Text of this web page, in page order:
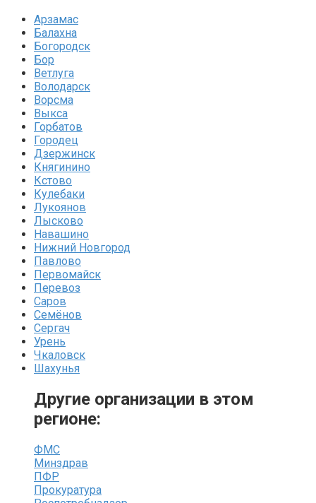
Арзамас
Балахна
Богородск
Бор
Ветлуга
Володарск
Ворсма
Выкса
Горбатов
Городец
Дзержинск
Княгинино
Кстово
Кулебаки
Лукоянов
Лысково
Навашино
Нижний Новгород
Павлово
Первомайск
Перевоз
Саров
Семёнов
Сергач
Урень
Чкаловск
Шахунья
Другие организации в этом
регионе:
ФМС
Минздрав
ПФР
Прокуратура